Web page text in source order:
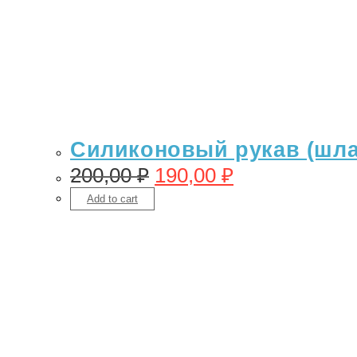
Силиконовый рукав
200,00₽ 190,00 ₽
Add to cart